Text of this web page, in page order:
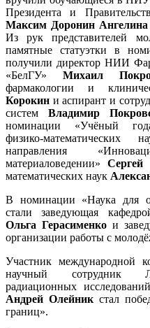
Президента и
Максим Доронин
Из рук представителей
памятные статуэтки в
получили директор НИИ
«БелГУ» Михаил
фармакологии и
Корокин и аспирант и
систем Владимир
номинации «Учёный
физико‑математических
направления
материаловедении»
математических наук
В номинации «Наука для
стали заведующая
Ольга Герасименко и
организации работы с
Участник международной
научный сотрудник
радиационных
Андрей Олейник стал
границ».